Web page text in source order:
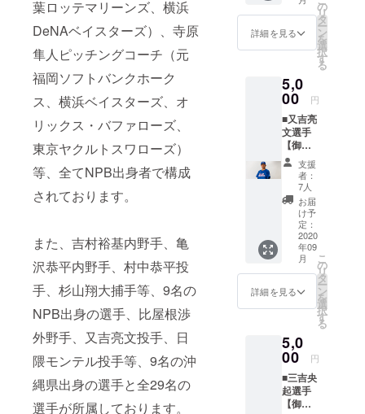
葉ロッテマリーンズ、横浜
DeNAベイスターズ）、寺原
隼人ピッチングコーチ（元
福岡ソフトバンクホーク
ス、横浜ベイスターズ、オ
リックス・バファローズ、
東京ヤクルトスワローズ）
等、全てNPB出身者で構成
されております。
また、吉村裕基内野手、亀
沢恭平内野手、村中恭平投
手、杉山翔大捕手等、9名の
NPB出身の選手、比屋根渉
外野手、又吉亮文投手、日
隈モンテル投手等、9名の沖
縄県出身の選手と全29名の
選手が所属しております。
くお願
いいた
しま
お願い
いたし
ます。
※マフ
ラータ
オルの
デザイ
ンは変
更の可
能性も
ござい
ます。
ます。
沼田拓
巳選手
ラータ
オルで
琉球ブ
ルー
オー
シャン
ズを応
援した
いとい
う方は
こちら
よりご
支援を
よろし
くお願
いいた
しま
お願い
いたし
ます。
※マフ
ラータ
オルの
野一哉
選手の
サイン
入り御
礼手紙
ルで送
らせて
いただ
くのに
加え、
本野一
哉選手
のオリ
ジナル
マフ
ラータ
オルを
お送り
いたし
ます。
本野一
哉選手
ラータ
オルで
琉球ブ
ルー
オー
シャン
詳細を見る
の
リ
タ
ー
ン
を
選
択
す
る
5,0
00 円
■又吉亮
文選手
【御礼
手紙＋
又吉亮
文選手
オリジ
ナルマ
フラー
タオ
ル】 又
吉亮文
選手の
サイン
入り御
礼手紙
ルで送
らせて
いただ
くのに
加え、
又吉亮
支援
者：
7人
お届
け予
定：
2020
年09
月
詳細を見る
こ
の
リ
タ
ー
ン
を
選
択
す
る
5,0
00 円
■三吉央
起選手
【御礼